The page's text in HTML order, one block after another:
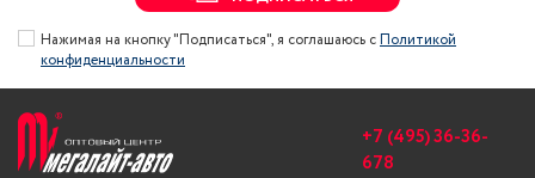
Нажимая на кнопку "Подписаться", я соглашаюсь сПолитикой
конфиденциальности
+7 (495) 36-36-
678